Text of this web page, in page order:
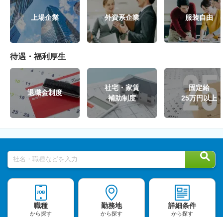
上場企業 外資系企業 服装自由
待遇・福利厚生
退職金制度
社宅・家賃
補助制度
固定給
25万円以上
社名・職種などを入力
職種
から探す
勤務地
から探す
詳細条件
から探す